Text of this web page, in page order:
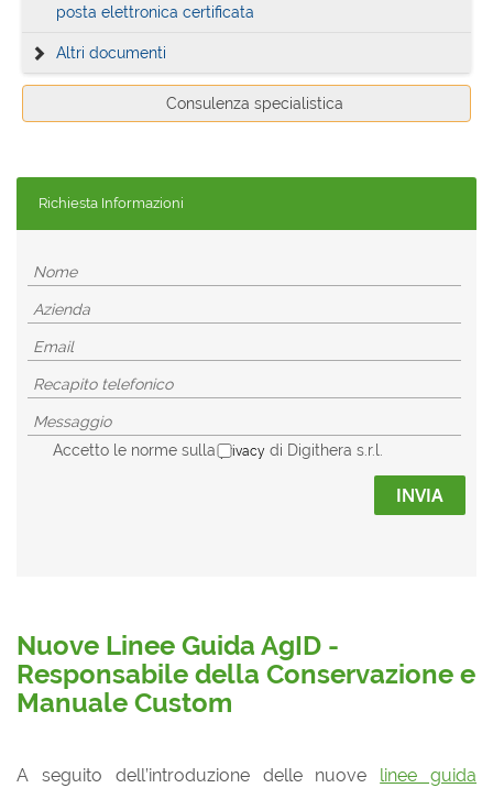
posta elettronica certificata
Altri documenti
Consulenza specialistica
Richiesta Informazioni
Accetto le norme sulla privacy di Digithera s.r.l.
INVIA
Nuove Linee Guida AgID -
Responsabile della Conservazione e
Manuale Custom
A seguito dell’introduzione delle nuove linee guida